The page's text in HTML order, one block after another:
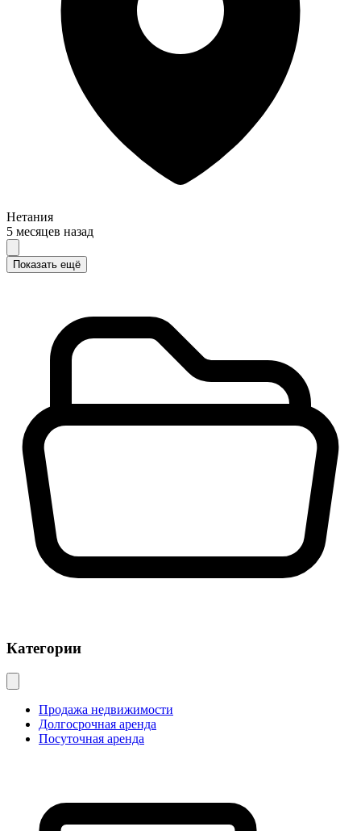
Нетания
5 месяцев назад
Показать ещё
Категории
Продажа недвижимости
Долгосрочная аренда
Посуточная аренда